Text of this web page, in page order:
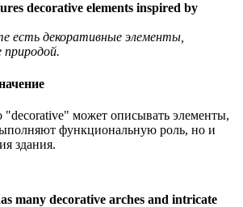
decorative elements inspired by
есть декоративные элементы,
природой.
"decorative" может описывать элементы,
функциональную роль, но и
здания.
many decorative arches and intricate